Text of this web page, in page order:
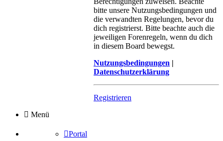
bitte unsere Nutzungsbedingungen und
die verwandten Regelungen, bevor du
dich registrierst. Bitte beachte auch die
jeweiligen Forenregeln, wenn du dich
in diesem Board bewegst.
Nutzungsbedingungen |
Datenschutzerklärung
Registrieren
Menü
Portal